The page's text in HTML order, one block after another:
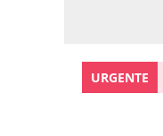
URGENTE